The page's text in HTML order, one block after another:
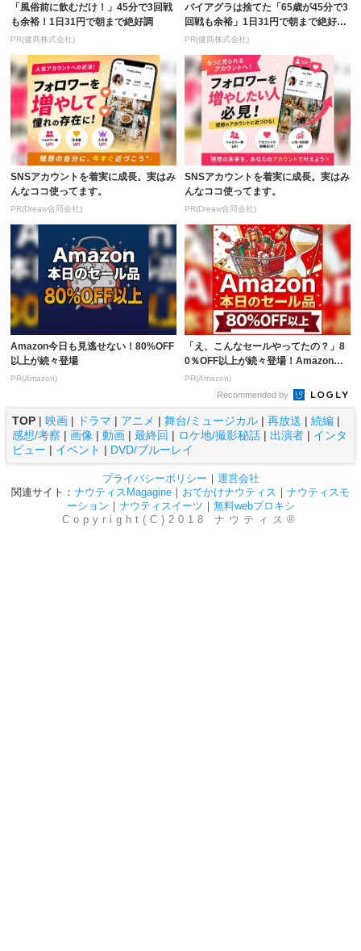
「風俗前に飲むだけ！」45分で3回戦
も余裕！1日31円で朝まで絶好調
PR(健商株式会社)
バイアグラは捨てた「65歳が45分で3
回戦も余裕」1日31円で朝まで絶好
調！
PR(健商株式会社)
SNSアカウントを着実に成長。実はみ
んなココ使ってます。
PR(Dreaw合同会社)
SNSアカウントを着実に成長。実はみ
んなココ使ってます。
PR(Dreaw合同会社)
Amazon今日も見逃せない！80%OFF
以上が続々登場
PR(Amazon)
「え、こんなセールやってたの？」8
0％OFF以上が続々登場！Amazonの
本気が...
PR(Amazon)
Recommended by
TOP | 映画 | ドラマ | アニメ | 舞台/ミュージカル | 再放送 | 続編 |
感想/考察 | 画像 | 動画 | 最終回 | ロケ地/撮影秘話 | 出演者 | インタ
ビュー | イベント | DVD/ブルーレイ
プライバシーポリシー ｜ 運営会社
関連サイト： ナウティスMagagine ｜ おでかけナウティス ｜ ナウティスモ
ーション ｜ ナウティスイーツ ｜ 無料webプロキシ
Copyright(C)2018 ナウティス®